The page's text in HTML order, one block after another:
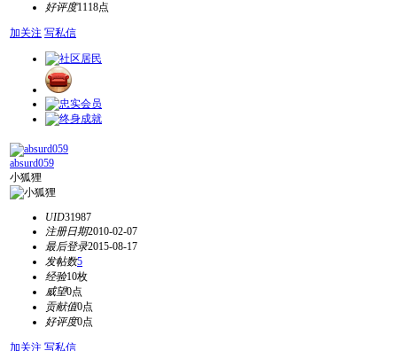
好评度1118点
加关注 写私信
absurd059
小狐狸
UID31987
注册日期2010-02-07
最后登录2015-08-17
发帖数5
经验10枚
威望0点
贡献值0点
好评度0点
加关注 写私信